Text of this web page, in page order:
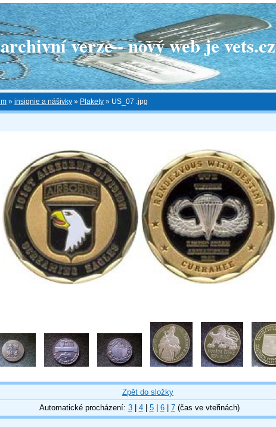
verze - nový web je vets.cz
» insignie a nášivky » Plakety » US_07 .jpg
Zpět do složky
Automatické procházení: 3| 4| 5| 6| 7(čas ve vteřinách)